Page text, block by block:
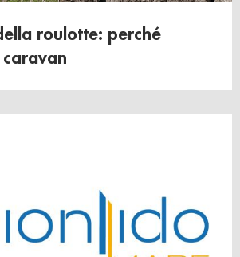
roulotte: perché